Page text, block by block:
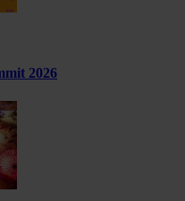
2026